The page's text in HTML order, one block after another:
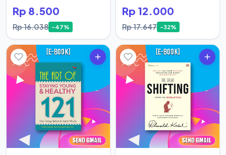
Rp 8.500
Rp 16.038 -47%
Rp 12.000
Rp 17.647 -32%